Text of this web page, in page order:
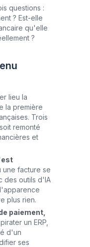
questions :
? Est-elle
qu'elle
?
lieu la
la première
Trois
remonté
et
une facture se
des outils d'IA
plus rien.
paiement,
un ERP,
d'un
ses